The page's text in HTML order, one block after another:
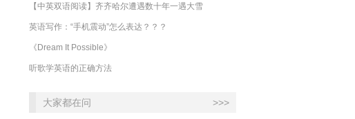
【中英双语阅读】齐齐哈尔遭遇数十年一遇大雪
英语写作：“手机震动”怎么表达？？？
《Dream It Possible》
听歌学英语的正确方法
大家都在问 >>>